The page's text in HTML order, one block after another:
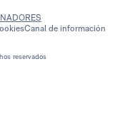
reservados
Canal de información